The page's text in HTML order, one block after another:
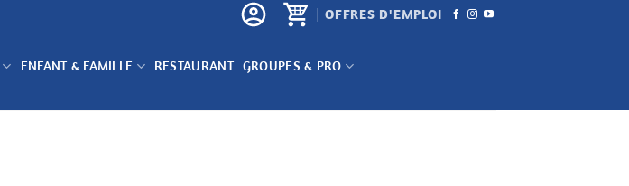
OFFRES D'EMPLOI
ENFANT & FAMILLE RESTAURANT GROUPES & PRO